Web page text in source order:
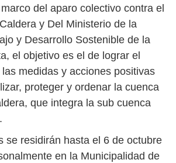
del aparo colectivo contra el
y Del Ministerio de la
y Desarrollo Sostenible de la
el objetivo es el de lograr el
medidas y acciones positivas
proteger y ordenar la cuenca
que integra la sub cuenca
se residirán hasta el 6 de octubre
en la Municipalidad de